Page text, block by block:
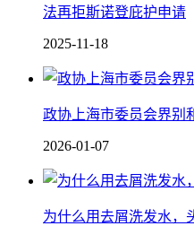
法再拒斯诺登庇护申请
2025-11-18
政协上海市委员会界别
2026-01-07
为什么用去屑洗发水，